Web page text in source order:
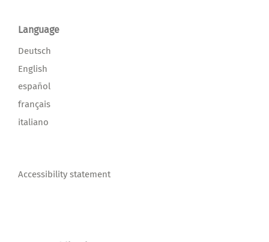
Language
Deutsch
English
español
français
italiano
Accessibility statement